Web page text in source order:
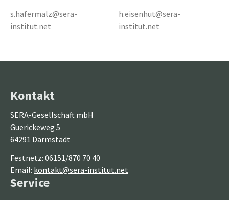
s.hafermalz@sera-
institut.net
h.eisenhut@sera-
institut.net
Kontakt
SERA-Gesellschaft mbH
Guerickeweg 5
64291 Darmstadt
Festnetz: 06151/870 70 40
Email: kontakt@sera-institut.net
Service